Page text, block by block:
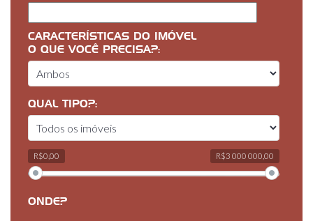
CARACTERÍSTICAS DO IMÓVEL
O QUE VOCÊ PRECISA?:
QUAL TIPO?:
R$0,00 R$3 000 000,00
ONDE?